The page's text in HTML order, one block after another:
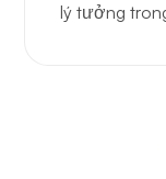
lý tưởng